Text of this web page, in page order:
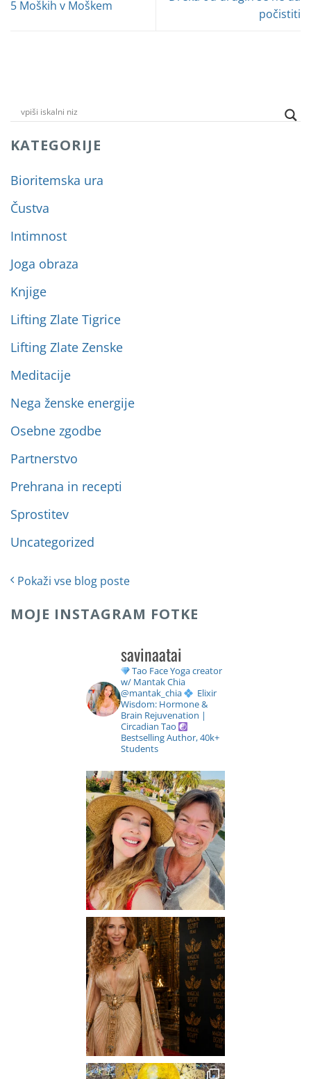
KATEGORIJE
Bioritemska ura
Čustva
Intimnost
Joga obraza
Knjige
Lifting Zlate Tigrice
Lifting Zlate Zenske
Meditacije
Nega ženske energije
Osebne zgodbe
Partnerstvo
Prehrana in recepti
Sprostitev
Uncategorized
Pokaži vse blog poste
MOJE INSTAGRAM FOTKE
savinaatai
Tao Face Yoga creator
w/ Mantak Chia
@mantak_chia
Elixir
Wisdom: Hormone &
Brain Rejuvenation |
Circadian Tao
Bestselling Author, 40k+
Students
5 Moških v Moškem
počistiti